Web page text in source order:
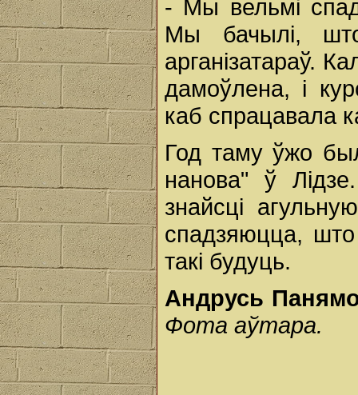
- Мы вельмі
Мы бачылі,
арганізатараў.
дамоўлена, і
каб спрацавала
Год таму ўжо
нанова" ў
знайсці
спадзяюцца,
такі будуць.
Андрусь
Фота аўтара.